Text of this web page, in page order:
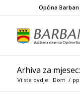
Općina Barban
Arhiva za
Vi ste ovdje: Dom /